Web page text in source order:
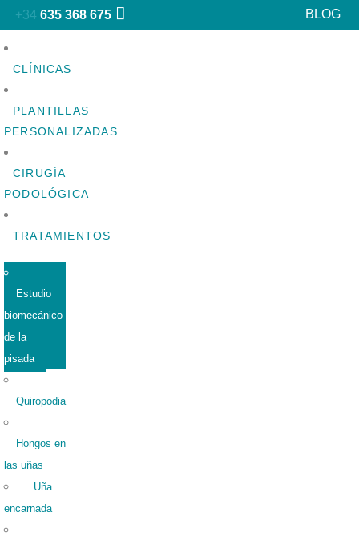
+34 635 368 675 BLOG
CLÍNICAS
PLANTILLAS
PERSONALIZADAS
CIRUGÍA
PODOLÓGICA
TRATAMIENTOS
Estudio
biomecánico
de la
pisada
Quiropodia
Hongos en
las uñas
Uña
encarnada